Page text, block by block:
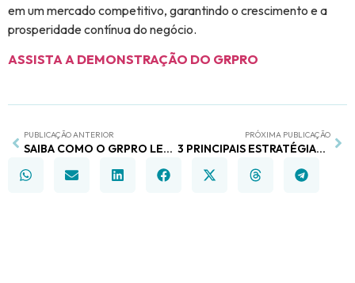
em um mercado competitivo, garantindo o crescimento e a
prosperidade contínua do negócio.
ASSISTA A DEMONSTRAÇÃO DO GRPRO
PUBLICAÇÃO ANTERIOR
SAIBA COMO O GRPRO LEVA O DESENVOLVIMENTO DE UNIDADES, A EFICIÊNCIA OPERACIONAL E A EXPANSÃO A UM NOVO PATAMAR NO FRANCHISING
PRÓXIMA PUBLICAÇÃO
3 PRINCIPAIS ESTRATÉGIAS PARA AUMENTAR O ENGAJAMENTO DOS FRANQUEADOS